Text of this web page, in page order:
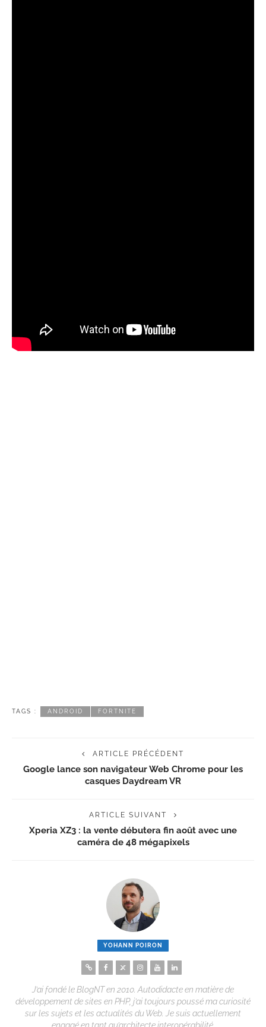
TAGS : ANDROID FORTNITE
ARTICLE PRÉCÉDENT
Google lance son navigateur Web Chrome pour les
casques Daydream VR
ARTICLE SUIVANT
Xperia XZ3 : la vente débutera fin août avec une
caméra de 48 mégapixels
YOHANN POIRON
J’ai fondé le BlogNT en 2010. Autodidacte en matière de
développement de sites en PHP, j’ai toujours poussé ma curiosité
sur les sujets et les actualités du Web. Je suis actuellement
engagé en tant qu’architecte interopérabilité.